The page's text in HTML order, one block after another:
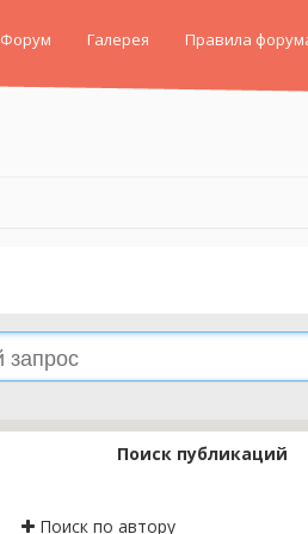
Форум Галерея Правила
Поиск публикаций
Поиск по автору